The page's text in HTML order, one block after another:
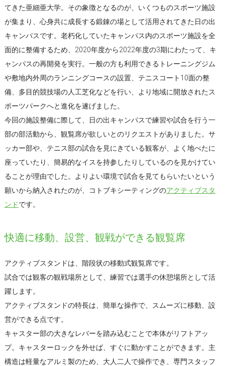
てきた亜細亜大学。その象徴となるのが、いくつものスポーツ施設
が集まり、心身共に成長する鍛錬の場として活用されてきた日の出
キャンパスです。老朽化していたキャンパス内のスポーツ施設を全
面的に整備するため、2020年度から2022年度の3期にわたって、キ
ャンパスの再開発を実行。一般の方も利用できるトレーニングジム
や敷地内外周のランニングコースの設置、テニスコート10面の整
備、多目的競技場の人工芝化などを行い、より地域に開放されたス
ポーツパークへと進化を遂げました。
今回の施設整備に際して、日の出キャンパスで練習や試合を行う一
部の部活動から、観覧席が欲しいとのリクエストがありました。サ
ッカー部や、テニス部の試合を見にきている観客が、よく地べたに
座っていたり、簡易的なイスを持参したりしているのを見かけてい
ることが理由でした。よりよい環境で試合を見てもらいたいという
願いから納入されたのが、コトブキシーティングのアクティブスタ
ンドです。
快適に移動、設営、観戦ができる観覧席
アクティブスタンドは、階段状の移動式観覧席です。
試合では観客の観戦場所として、練習では選手の休憩場所として活
躍します。
アクティブスタンドの特長は、簡単な操作で、スムーズに移動、設
営ができる点です。
キャスター部の大きなレバーを踏み込むことで本体がリフトアッ
プ。キャスターロックを外せば、すぐに動かすことができます。主
構造は軽量なアルミ製のため、大人二人で操作でき、専門スタッフ